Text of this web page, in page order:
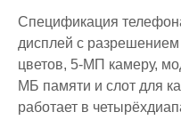
Спецификация
дисплей с
цветов, 5-МП камеру,
МБ памяти и слот для
работает в